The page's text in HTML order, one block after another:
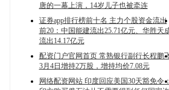
唐的一幕上演，14岁儿子也被牵连
证券app排行榜前十名 主力个股资金流出
前20：中国能建流出25.71亿元、华胜天
流出14.17亿元
配资门户官网首页 常熟银行副行长程鹏
3月4日增持2万股，增持均价7.08元
网络配资网站 印度回应美国30天豁免令：